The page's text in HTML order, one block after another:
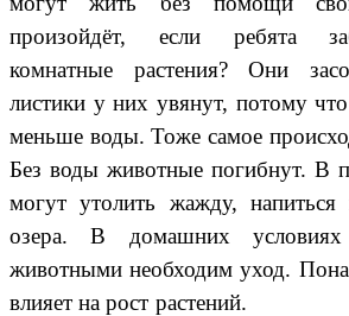
произойдёт, если ребята
комнатные растения? Они
листики у них увянут, потому
меньше воды. Тоже самое
Без воды животные погибнут. В
могут утолить жажду,
озера. В домашних
животными необходим уход.
влияет на рост растений.